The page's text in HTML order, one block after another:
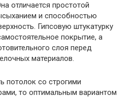
отличается простотой
и способностью
Гипсовую штукатурку
покрытие, а
слоя перед
материалов.
потолок со строгими
то оптимальным вариантом